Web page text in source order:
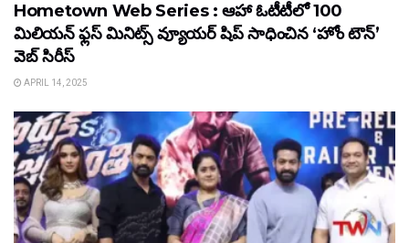
Hometown Web Series : ఆహా ఓటీటీలో 100
మిలియన్ ఫ్లస్ మినిట్స్ వ్యూయర్ షిప్ సాధించిన ‘హోం టౌన్’
వెబ్ సిరీస్
APRIL 14, 2025